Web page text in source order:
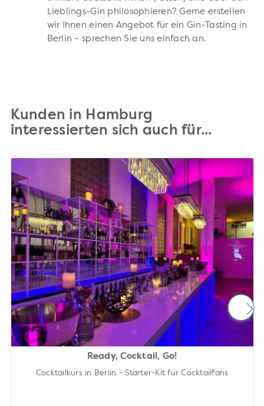
Lieblings-Gin philosophieren? Gerne erstellen
wir Ihnen einen Angebot für ein Gin-Tasting in
Berlin – sprechen Sie uns einfach an.
Kunden in Hamburg
interessierten sich auch für...
Ready, Cocktail, Go!
Cocktailkurs in Berlin - Starter-Kit für Cocktailfans